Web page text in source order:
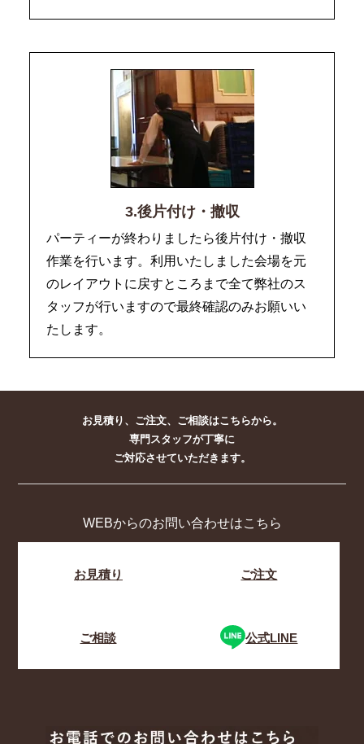
3.後片付け・撤収
パーティーが終わりましたら後片付け・撤収
作業を行います。利用いたしました会場を元
のレイアウトに戻すところまで全て弊社のス
タッフが行いますので最終確認のみお願いい
たします。
お見積り、ご注文、ご相談はこちらから。
専門スタッフが丁寧に
ご対応させていただきます。
WEBからのお問い合わせはこちら
お見積り ご注文
ご相談 公式LINE